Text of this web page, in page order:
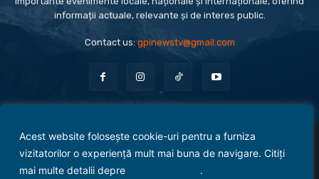
Acest website folosește cookie-uri pentru a furniza
vizitatorilor o experiență mult mai buna de navigare. Citiți
mai multe detalii depre
.
informații actuale, relevante și de interes public.
Contact us:gpinewstv@gmail.com
Evenimente Politică Economie Social
Sport
Cultură
Antreprenoriat
Administrație Publică